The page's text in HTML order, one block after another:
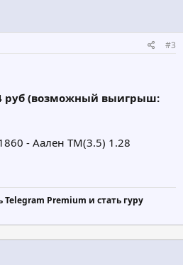
#3
руб (возможный выигрыш:
- Аален ТМ(3.5) 1.28
Premium и стать гуру